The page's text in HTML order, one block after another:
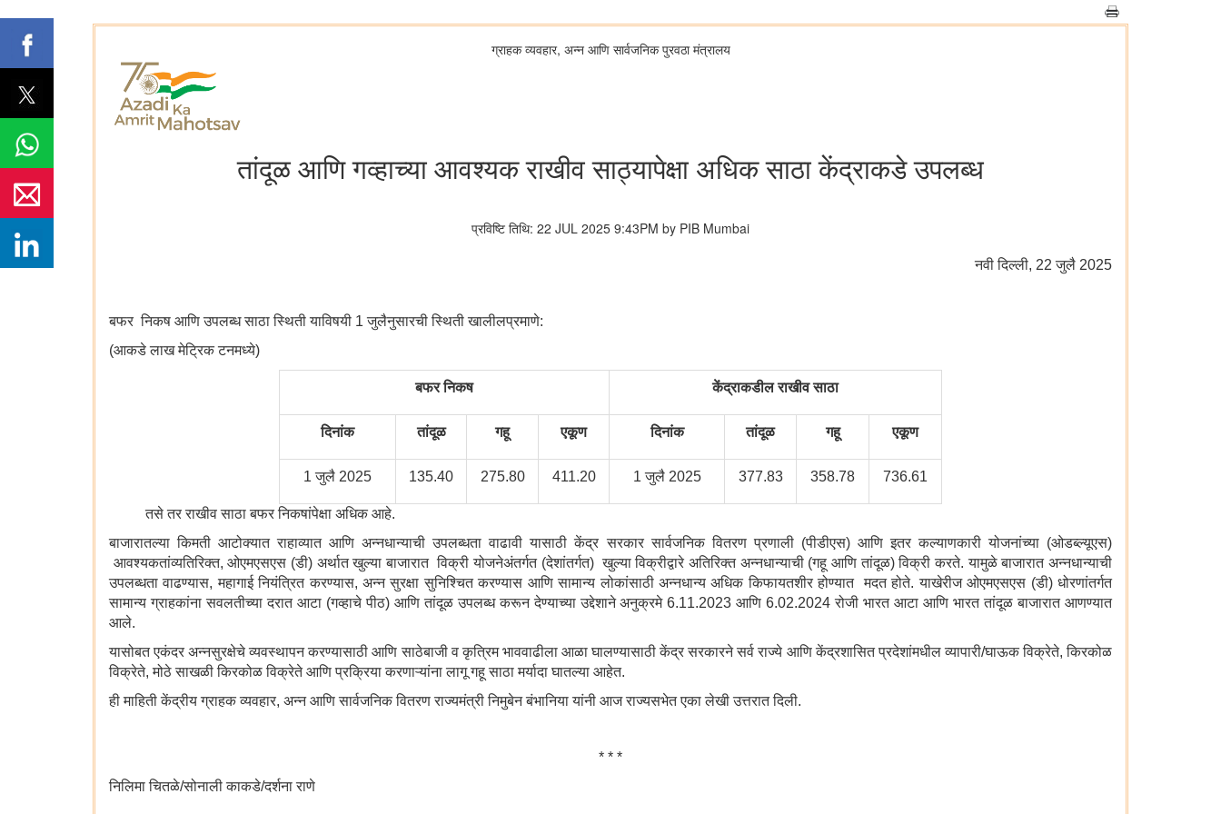
ग्राहक व्यवहार, अन्न आणि सार्वजनिक पुरवठा मंत्रालय
तांदूळ आणि गव्हाच्या आवश्यक राखीव साठ्यापेक्षा अधिक साठा केंद्राकडे उपलब्ध
प्रविष्टि तिथि: 22 JUL 2025 9:43PM by PIB Mumbai
नवी दिल्‍ली, 22 जुलै 2025
बफर निकष आणि उपलब्ध साठा स्थिती याविषयी 1 जुलैनुसारची स्थिती खालीलप्रमाणे:
(आकडे लाख मेट्रिक टनमध्ये)
बफर निकष केंद्राकडील राखीव साठा
दिनांक तांदूळ गहू एकूण दिनांक तांदूळ गहू एकूण
1 जुलै 2025 135.40 275.80 411.20 1 जुलै 2025 377.83 358.78 736.61
तसे तर राखीव साठा बफर निकषांपेक्षा अधिक आहे.
बाजारातल्या किमती आटोक्यात राहाव्यात आणि अन्नधान्याची उपलब्धता वाढावी यासाठी केंद्र सरकार सार्वजनिक वितरण प्रणाली (पीडीएस) आणि इतर कल्याणकारी योजनांच्या (ओडब्ल्यूएस)
आवश्यकतांव्यतिरिक्त, ओएमएसएस (डी) अर्थात खुल्या बाजारात विक्री योजनेअंतर्गत (देशांतर्गत) खुल्या विक्रीद्वारे अतिरिक्त अन्नधान्याची (गहू आणि तांदूळ) विक्री करते. यामुळे बाजारात अन्नधान्याची
उपलब्धता वाढण्यास, महागाई नियंत्रित करण्यास, अन्न सुरक्षा सुनिश्चित करण्यास आणि सामान्य लोकांसाठी अन्नधान्य अधिक किफायतशीर होण्यात मदत होते. याखेरीज ओएमएसएस (डी) धोरणांतर्गत
सामान्य ग्राहकांना सवलतीच्या दरात आटा (गव्हाचे पीठ) आणि तांदूळ उपलब्ध करून देण्याच्या उद्देशाने अनुक्रमे 6.11.2023 आणि 6.02.2024 रोजी भारत आटा आणि भारत तांदूळ बाजारात आणण्यात
आले.
यासोबत एकंदर अन्नसुरक्षेचे व्यवस्थापन करण्यासाठी आणि साठेबाजी व कृत्रिम भाववाढीला आळा घालण्यासाठी केंद्र सरकारने सर्व राज्ये आणि केंद्रशासित प्रदेशांमधील व्यापारी/घाऊक विक्रेते, किरकोळ
विक्रेते, मोठे साखळी किरकोळ विक्रेते आणि प्रक्रिया करणाऱ्यांना लागू गहू साठा मर्यादा घातल्या आहेत.
ही माहिती केंद्रीय ग्राहक व्यवहार, अन्न आणि सार्वजनिक वितरण राज्यमंत्री निमुबेन बंभानिया यांनी आज राज्यसभेत एका लेखी उत्तरात दिली.
* * *
निलिमा चितळे/सोनाली काकडे/दर्शना राणे